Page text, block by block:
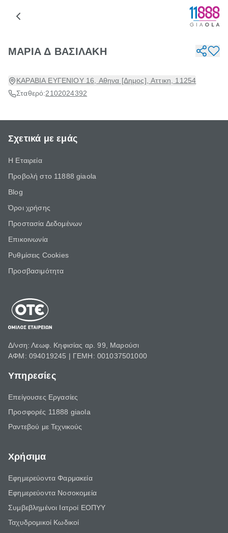
ΜΑΡΙΑ Δ ΒΑΣΙΛΑΚΗ
ΚΑΡΑΒΙΑ ΕΥΓΕΝΙΟΥ 16, Αθηνα [Δημος], Αττικη, 11254
Σταθερό:2102024392
Σχετικά με εμάς
Η Εταιρεία
Προβολή στο 11888 giaola
Blog
Όροι χρήσης
Προστασία Δεδομένων
Επικοινωνία
Ρυθμίσεις Cookies
Προσβασιμότητα
Δ/νση: Λεωφ. Κηφισίας αρ. 99, Μαρούσι
ΑΦΜ: 094019245 | ΓΕΜΗ: 001037501000
Υπηρεσίες
Επείγουσες Εργασίες
Προσφορές 11888 giaola
Ραντεβού με Τεχνικούς
Χρήσιμα
Εφημερεύοντα Φαρμακεία
Εφημερεύοντα Νοσοκομεία
Συμβεβλημένοι Ιατροί ΕΟΠΥΥ
Ταχυδρομικοί Κωδικοί